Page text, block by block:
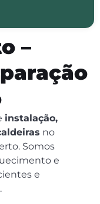
–
instalação,
no
Somos
e
e